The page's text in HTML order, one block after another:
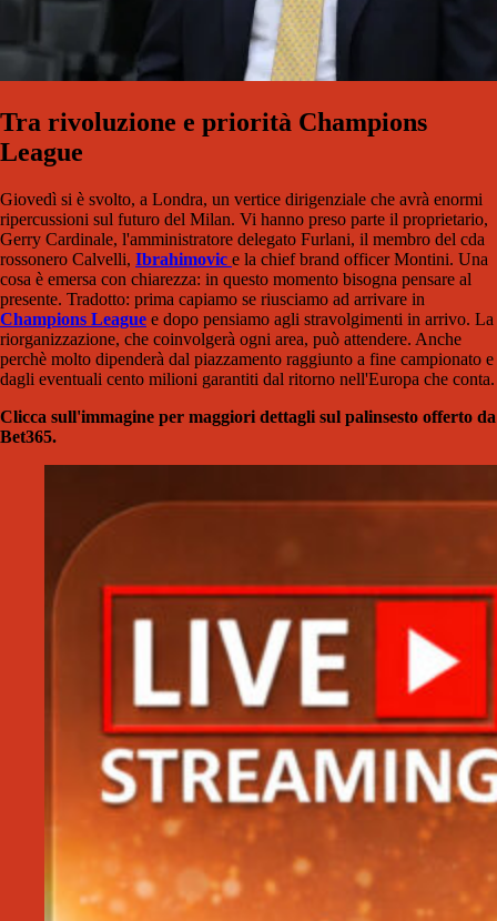
Tra rivoluzione e priorità Champions
League
Giovedì si è svolto, a Londra, un vertice dirigenziale che avrà enormi
ripercussioni sul futuro del Milan. Vi hanno preso parte il proprietario,
Gerry Cardinale, l'amministratore delegato Furlani, il membro del cda
rossonero Calvelli, Ibrahimovic e la chief brand officer Montini. Una
cosa è emersa con chiarezza: in questo momento bisogna pensare al
presente. Tradotto: prima capiamo se riusciamo ad arrivare in
Champions League e dopo pensiamo agli stravolgimenti in arrivo. La
riorganizzazione, che coinvolgerà ogni area, può attendere. Anche
perchè molto dipenderà dal piazzamento raggiunto a fine campionato e
dagli eventuali cento milioni garantiti dal ritorno nell'Europa che conta.
Clicca sull'immagine per maggiori dettagli sul palinsesto offerto da
Bet365.